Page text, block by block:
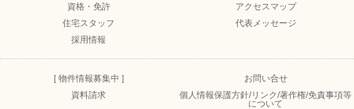
資格・免許
アクセスマップ
住宅スタッフ
代表メッセージ
採用情報
[ 物件情報募集中 ]
お問い合せ
資料請求
個人情報保護方針/リンク/著作権/免責事項等
について